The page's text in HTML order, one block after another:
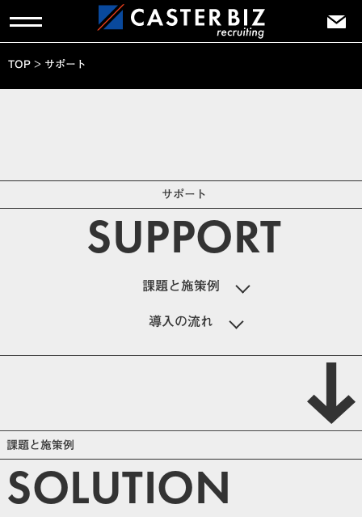
TOP > サポート
サポート
SUPPORT
課題と施策例
導入の流れ
課題と施策例
SOLUTION